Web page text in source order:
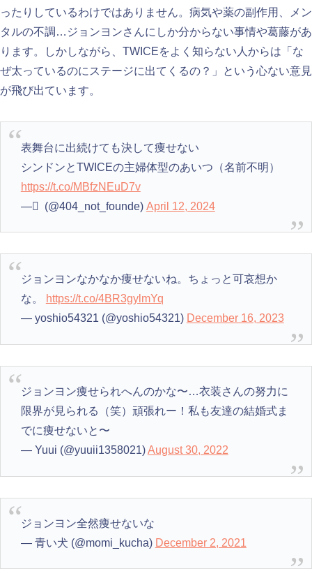
ったりしているわけではありません。病気や薬の副作用、メン
タルの不調…ジョンヨンさんにしか分からない事情や葛藤があ
ります。しかしながら、TWICEをよく知らない人からは「な
ぜ太っているのにステージに出てくるの？」という心ない意見
が飛び出ています。
表舞台に出続けても決して痩せない
シンドンとTWICEの主婦体型のあいつ（名前不明）
https://t.co/MBfzNEuD7v
— ْ (@404_not_founde) April 12, 2024
ジョンヨンなかなか痩せないね。ちょっと可哀想か
な。
https://t.co/4BR3gylmYq
— yoshio54321 (@yoshio54321) December 16, 2023
ジョンヨン痩せられへんのかな〜…衣装さんの努力に
限界が見られる（笑）頑張れー！私も友達の結婚式ま
でに痩せないと〜
— Yuui (@yuuii1358021)August 30, 2022
ジョンヨン全然痩せないな
— 青い犬 (@momi_kucha) December 2, 2021